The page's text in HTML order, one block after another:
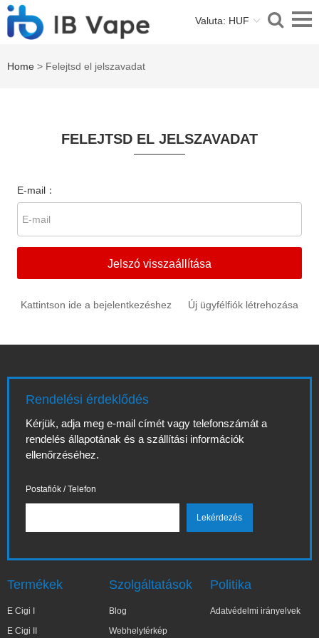
Valuta: HUF
Home > Felejtsd el jelszavadat
FELEJTSD EL JELSZAVADAT
E-mail：
Jelszó visszaállítása
Kattintson ide a bejelentkezéshez Új ügyfélfiók létrehozása
Rendelési érdeklődés
Kérjük, adja meg e-mail címét vagy telefonszámát a
rendelés állapotának és a szállítási információk
ellenőrzéséhez.
Postafiók / Telefon
Termékek
E Cigi I
E Cigi II
Szolgáltatások
Blog
Webhelytérkép
Politika
Adatvédelmi irányelvek